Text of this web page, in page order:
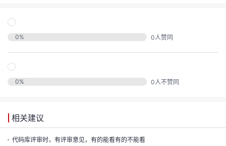
坛
圈
子
的
直
我
的
动
我
关
的
我
0% 0人赞同
0% 0人不赞同
相关建议
代码库评审时，有评审意见，有的能看有的不能看